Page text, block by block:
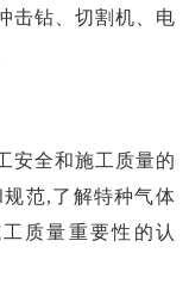
击钻、切割机、电
安全和施工质量的
范,了解特种气体
质量重要性的认